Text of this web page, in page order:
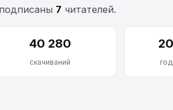
7 читателей.
40 280
скачиваний